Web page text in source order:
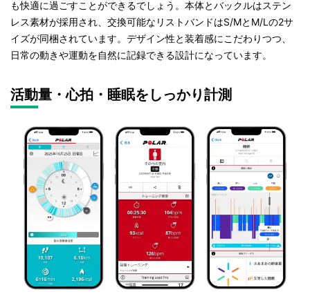
も快適に過ごすことができるでしょう。本体とバックルはステン
レス素材が採用され、交換可能なリストバンドはS/MとM/Lの2サ
イズが同梱されています。デザイン性と装着感にこだわりつつ、
日常の動きや運動を自然に記録できる設計になっています。
活動量・心拍・睡眠をしっかり計測